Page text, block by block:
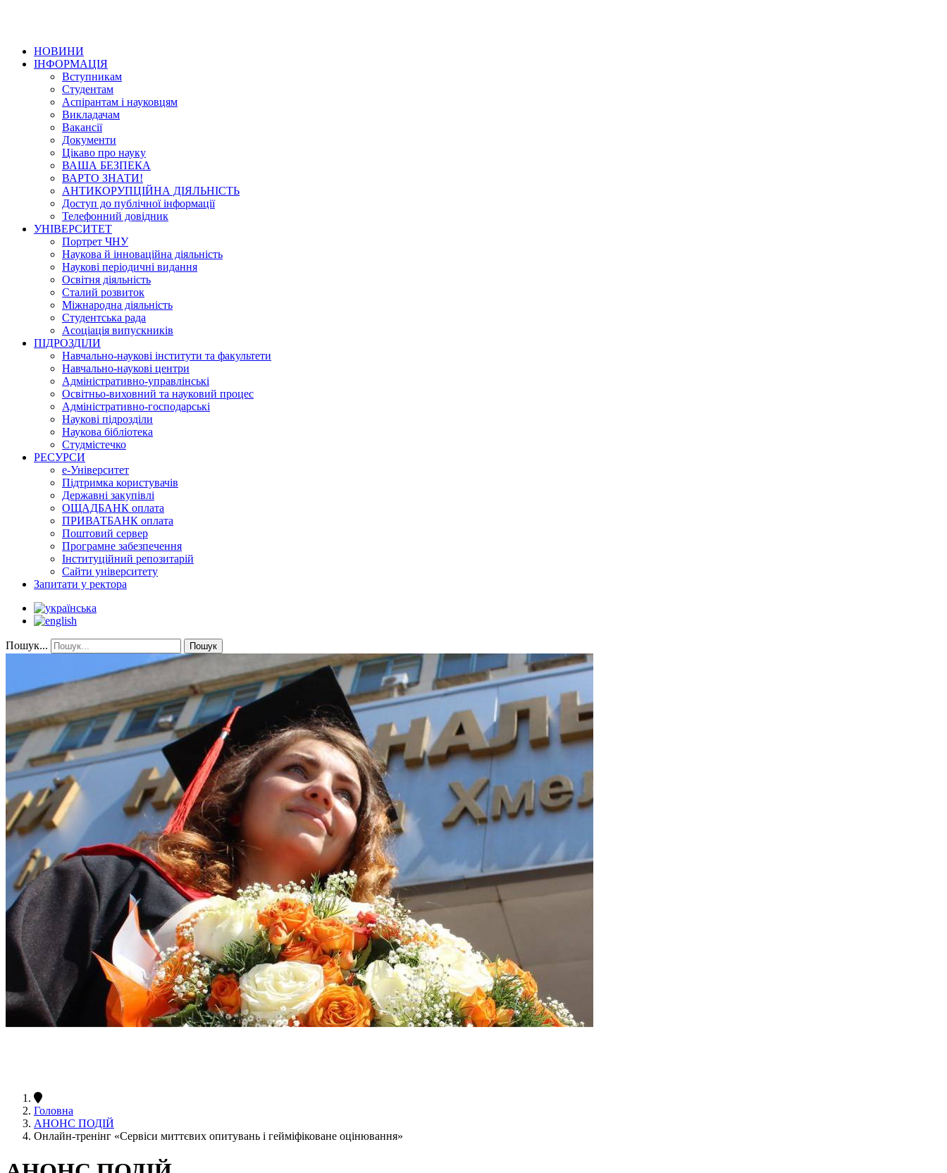
НОВИНИ
ІНФОРМАЦІЯ
Вступникам
Студентам
Аспірантам і науковцям
Викладачам
Вакансії
Документи
Цікаво про науку
ВАША БЕЗПЕКА
ВАРТО ЗНАТИ!
АНТИКОРУПЦІЙНА ДІЯЛЬНІСТЬ
Доступ до публічної інформації
Телефонний довідник
УНІВЕРСИТЕТ
Портрет ЧНУ
Наукова й інноваційна діяльність
Наукові періодичні видання
Освітня діяльність
Сталий розвиток
Міжнародна діяльність
Студентська рада
Асоціація випускників
ПІДРОЗДІЛИ
Навчально-наукові інститути та факультети
Навчально-наукові центри
Адміністративно-управлінські
Освітньо-виховний та науковий процес
Адміністративно-господарські
Наукові підрозділи
Наукова бібліотека
Студмістечко
РЕСУРСИ
е-Університет
Підтримка користувачів
Державні закупівлі
ОЩАДБАНК оплата
ПРИВАТБАНК оплата
Поштовий сервер
Програмне забезпечення
Інституційний репозитарій
Сайти університету
Запитати у ректора
Пошук... Пошук
Головна
АНОНС ПОДІЙ
Онлайн-тренінг «Сервіси миттєвих опитувань і гейміфіковане оцінювання»